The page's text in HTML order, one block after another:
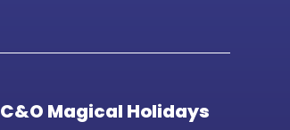
C&O Magical Holidays